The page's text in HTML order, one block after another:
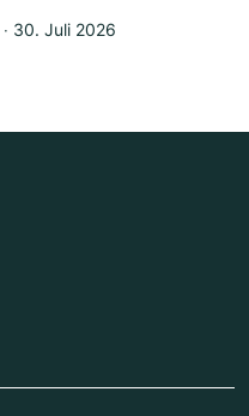
‧ 30. Juli 2026